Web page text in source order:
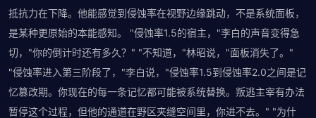
抵抗力在下降。他能感觉到侵蚀率在视野边缘跳动，不是系统面板，
是某种更原始的本能感知。 "侵蚀率1.5的宿主，"李白的声音变得急
切，"你的倒计时还有多久？" "不知道，"林昭说，"面板消失了。"
"侵蚀率进入第三阶段了，"李白说，"侵蚀率1.5到侵蚀率2.0之间是记
忆篡改期。你现在的每一条记忆都可能被系统替换。叛逃主宰有办法
暂停这个过程，但他的通道在野区夹缝空间里，你进不去。" "为什